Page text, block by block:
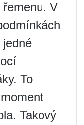
V
jedné
To
Takový